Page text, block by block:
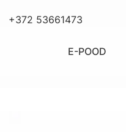
+372 53661473
E-POOD